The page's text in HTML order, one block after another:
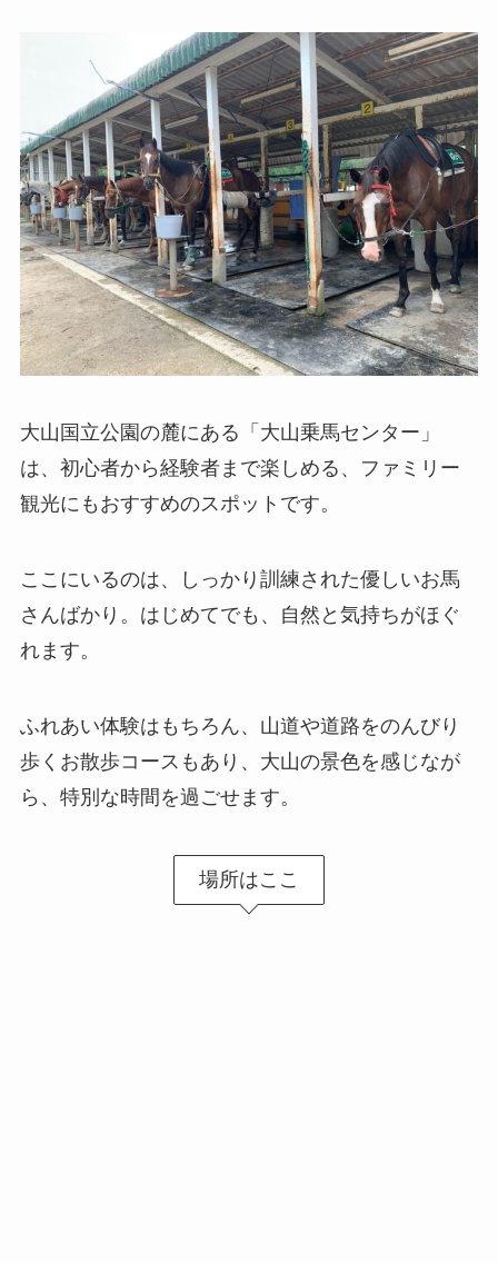
大山国立公園の麓にある「大山乗馬センター」
は、初心者から経験者まで楽しめる、ファミリー
観光にもおすすめのスポットです。
ここにいるのは、しっかり訓練された優しいお馬
さんばかり。はじめてでも、自然と気持ちがほぐ
れます。
ふれあい体験はもちろん、山道や道路をのんびり
歩くお散歩コースもあり、大山の景色を感じなが
ら、特別な時間を過ごせます。
場所はここ